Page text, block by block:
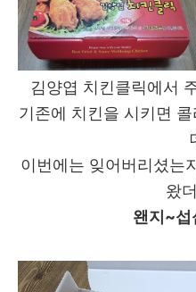
김양엽 치킨클릭에서
기존에 치킨을 시키면
이번에는 잊어버리셨는
왔
왠지~섭